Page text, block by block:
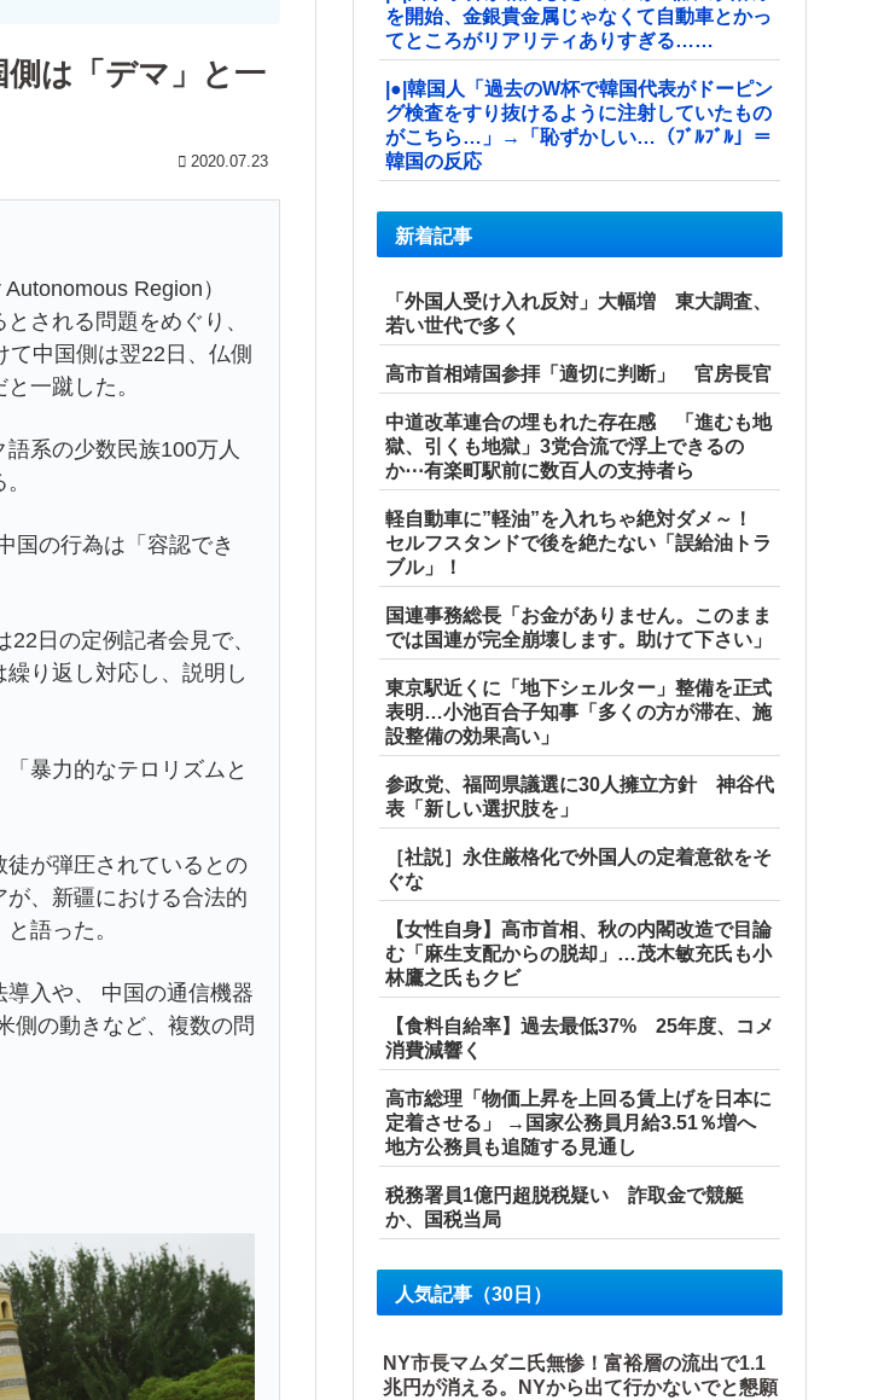
は「デマ」と一
2020.07.23
Region）
される問題をめぐり、
て中国側は翌22日、仏側
一蹴した。
系の少数民族100万人
国の行為は「容認でき
日の定例記者会見で、
り返し対応し、説明し
暴力的なテロリズムと
が弾圧されているとの
、新疆における合法的
語った。
入や、 中国の通信機器
側の動きなど、複数の問
を開始、金銀貴金属じゃなくて自動車とかっ
てところがリアリティありすぎる……
|●|韓国人「過去のW杯で韓国代表がドーピン
グ検査をすり抜けるように注射していたもの
がこちら…」→「恥ずかしい…（ﾌﾞﾙﾌﾞﾙ」＝
韓国の反応
新着記事
「外国人受け入れ反対」大幅増 東大調査、
若い世代で多く
高市首相靖国参拝「適切に判断」 官房長官
中道改革連合の埋もれた存在感 「進むも地
獄、引くも地獄」3党合流で浮上できるの
か⋯有楽町駅前に数百人の支持者ら
軽自動車に”軽油”を入れちゃ絶対ダメ～！
セルフスタンドで後を絶たない「誤給油トラ
ブル」！
国連事務総長「お金がありません。このまま
では国連が完全崩壊します。助けて下さい」
東京駅近くに「地下シェルター」整備を正式
表明…小池百合子知事「多くの方が滞在、施
設整備の効果高い」
参政党、福岡県議選に30人擁立方針 神谷代
表「新しい選択肢を」
［社説］永住厳格化で外国人の定着意欲をそ
ぐな
【女性自身】高市首相、秋の内閣改造で目論
む「麻生支配からの脱却」…茂木敏充氏も小
林鷹之氏もクビ
【食料自給率】過去最低37% 25年度、コメ
消費減響く
高市総理「物価上昇を上回る賃上げを日本に
定着させる」 →国家公務員月給3.51％増へ
地方公務員も追随する見通し
税務署員1億円超脱税疑い 詐取金で競艇
か、国税当局
人気記事（30日）
NY市長マムダニ氏無惨！富裕層の流出で1.1
兆円が消える。NYから出て行かないでと懇願